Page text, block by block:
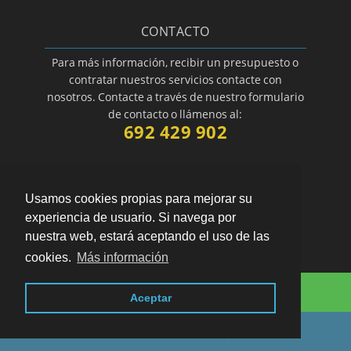
Usamos cookies propias para mejorar su
experiencia de usuario. Si navega por
nuestra web, estará aceptando el uso de las
cookies. Más información
Aceptar
CONTACTO
Para más información, recibir un presupuesto o
contratar nuestros servicios contacte con
nosotros. Contacte a través de nuestro formulario
de contacto o llámenos al:
692 429 902
cerradura de mi casa y consiguieron sacarlas
enseguida. Servicio muy profesional"porAlicia
Enviar opinión
Consulta Online